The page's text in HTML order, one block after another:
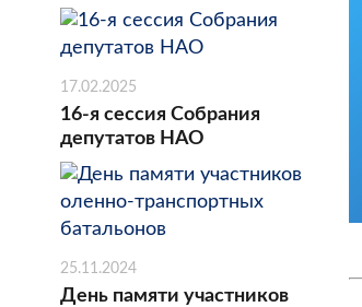
17.02.2025
16-я сессия Собрания
депутатов НАО
25.11.2024
День памяти участников